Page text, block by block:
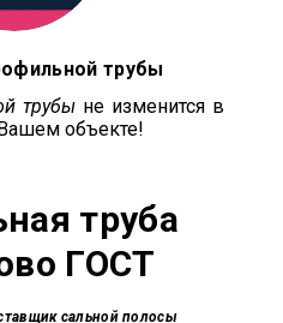
трубы
трубы не изменится в
объекте!
труба
ГОСТ
сальной полосы